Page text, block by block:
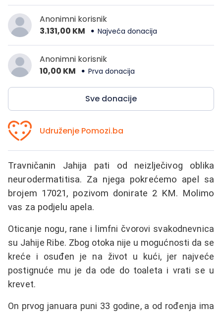
Anonimni korisnik
3.131,00 KM
Najveća donacija
Anonimni korisnik
10,00 KM
Prva donacija
Sve donacije
Udruženje Pomozi.ba
Travničanin Jahija pati od neizlječivog oblika
neurodermatitisa. Za njega pokrećemo apel sa
brojem 17021, pozivom donirate 2 KM. Molimo
vas za podjelu apela.
Oticanje nogu, rane i limfni čvorovi svakodnevnica
su Jahije Ribe. Zbog otoka nije u mogućnosti da se
kreće i osuđen je na život u kući, jer najveće
postignuće mu je da ode do toaleta i vrati se u
krevet.
On prvog januara puni 33 godine, a od rođenja ima